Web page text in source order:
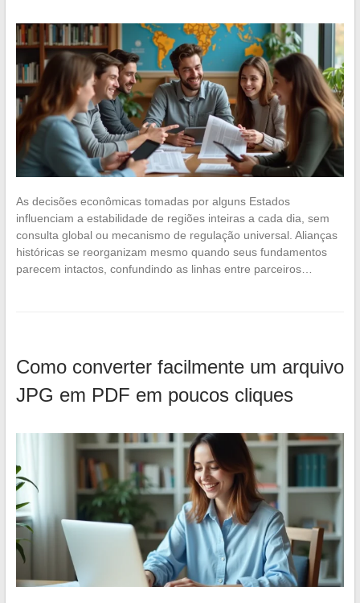
As decisões econômicas tomadas por alguns Estados
influenciam a estabilidade de regiões inteiras a cada dia, sem
consulta global ou mecanismo de regulação universal. Alianças
históricas se reorganizam mesmo quando seus fundamentos
parecem intactos, confundindo as linhas entre parceiros…
Como converter facilmente um arquivo
JPG em PDF em poucos cliques